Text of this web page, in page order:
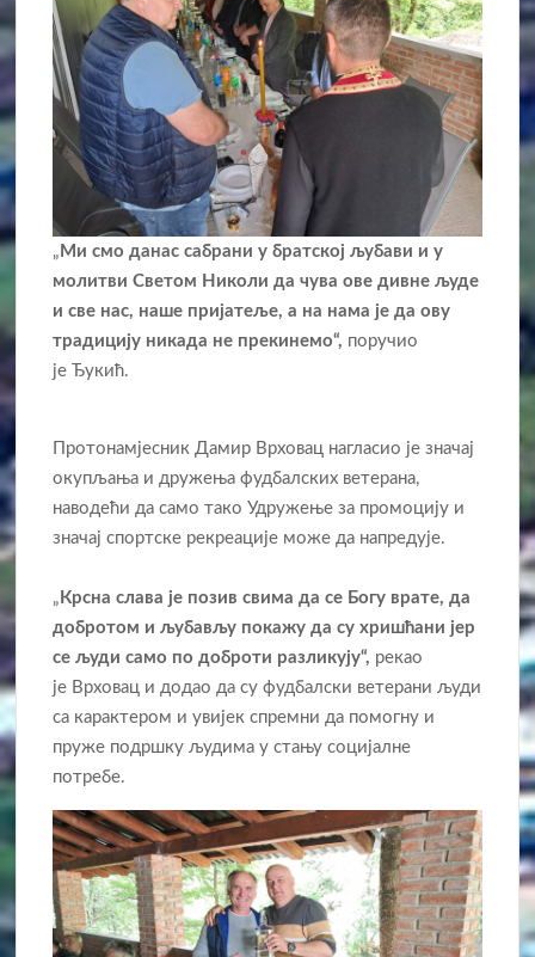
„ Ми смо данас сабрани у братској љубави и у
молитви Светом Николи да чува ове дивне људе
и све нас, наше пријатеље, а на нама је да ову
традицију никада не прекинемо“, поручио
је Ђукић.
Протонамјесник Дамир Врховац нагласио је значај
окупљања и дружења фудбалских ветерана,
наводећи да само тако Удружење за промоцију и
значај спортске рекреације може да напредује.
„ Крсна слава је позив свима да се Богу врате, да
добротом и љубављу покажу да су хришћани јер
се људи само по доброти разликују“, рекао
је Врховац и додао да су фудбалски ветерани људи
са карактером и увијек спремни да помогну и
пруже подршку људима у стању социјалне
потребе.